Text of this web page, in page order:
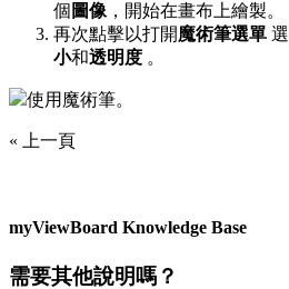
個 圖像 ，開始在畫布上繪製。
再次點擊以打開魔術筆選單
小和透明度 。
使用魔術筆。
« 上一頁
myViewBoard Knowledge Base
需要其他說明嗎？